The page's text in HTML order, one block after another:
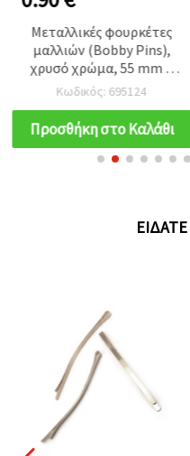
Μεταλλικές φουρκέτες
μαλλιών (Bobby Pins),
χρυσό χρώμα, 55 mm –
Σετ 5 τεμ.
Κωδικός: 695124
Προσθήκη στο Καλάθι